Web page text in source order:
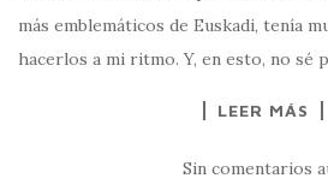
más emblemáticos de Euskadi, tenía
hacerlos a mi ritmo. Y, en esto, no sé
LEER MÁS
Sin comentarios